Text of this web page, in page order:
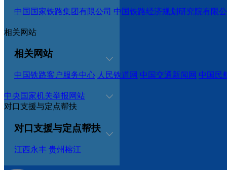
中国国家铁路集团有限公司 中国铁路经济规划研究院有限
相关网站
相关网站
中国铁路客户服务中心 人民铁道网 中国交通新闻网 中国民
中央国家机关举报网站
对口支援与定点帮扶
对口支援与定点帮扶
江西永丰 贵州榕江